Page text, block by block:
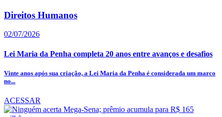
Direitos Humanos
02/07/2026
Lei Maria da Penha completa 20 anos entre avanços e desafios
Vinte anos após sua criação, a Lei Maria da Penha é considerada um marco
no...
ACESSAR